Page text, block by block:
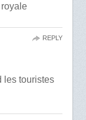
les touristes
REPLY